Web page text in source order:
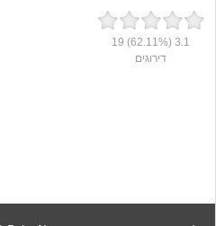
3.1
(62.11%)
19
דירוגים